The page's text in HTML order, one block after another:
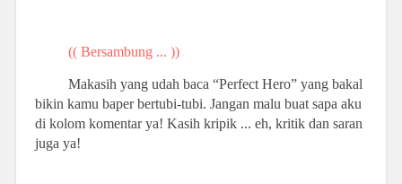
(( Bersambung ... ))
Makasih yang udah baca “Perfect Hero” yang bakal
bikin kamu baper bertubi-tubi. Jangan malu buat sapa aku
di kolom komentar ya! Kasih kripik ... eh, kritik dan saran
juga ya!